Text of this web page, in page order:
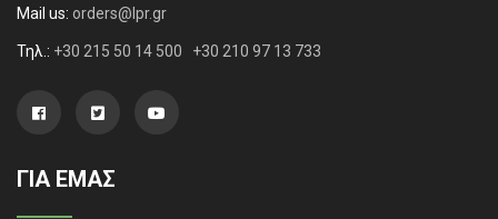
Mail us: orders@lpr.gr
Τηλ.: +30 215 50 14 500 +30 210 97 13 733
ΓΙΑ ΕΜΑΣ